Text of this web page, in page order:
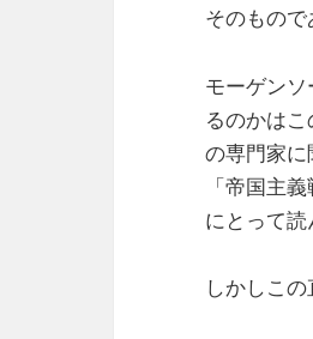
そのもので
モーゲン
るのかは
の専門家に
「帝国主
にとって読
しかしこ